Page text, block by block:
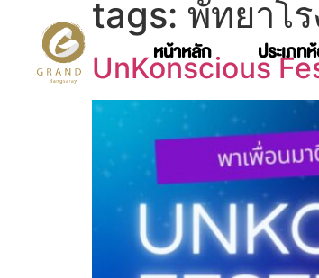
หน้าหลัก ประเภท
tags: พัทยาโ
UnKonscious